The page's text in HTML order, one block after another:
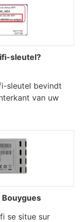
sleutel?
sleutel bevindt
van uw
Воuуguеѕ
ѕе ѕіtuе ѕur